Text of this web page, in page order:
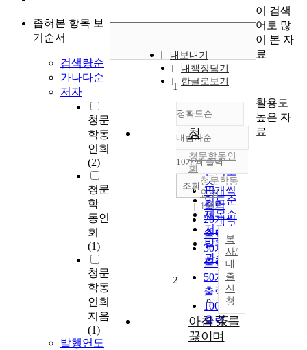
좁혀본 항목 보
기순서
검색량순
가나다순
저자
청문
학동
인회
(2)
청문
학
동인
회
(1)
청문
학동
인회
지음
(1)
발행연도
내보내기
내책장담기
한글로보기
정확도순
정확도
순
인기도
순
연도순
제목순
저자순
발행기
관순
내림차순
내림차순
10개씩 출력
10개씩
출력
20개씩
출력
30개씩
출력
50개씩
출력
100개씩
출력
조회
1
청
청문학동인
회
청문학동
인회
1992
복
사/
대
출
신
청
2
아침 茶를
끓이며
이 검색
어로 많
이 본 자
료
활용도
높은 자
료